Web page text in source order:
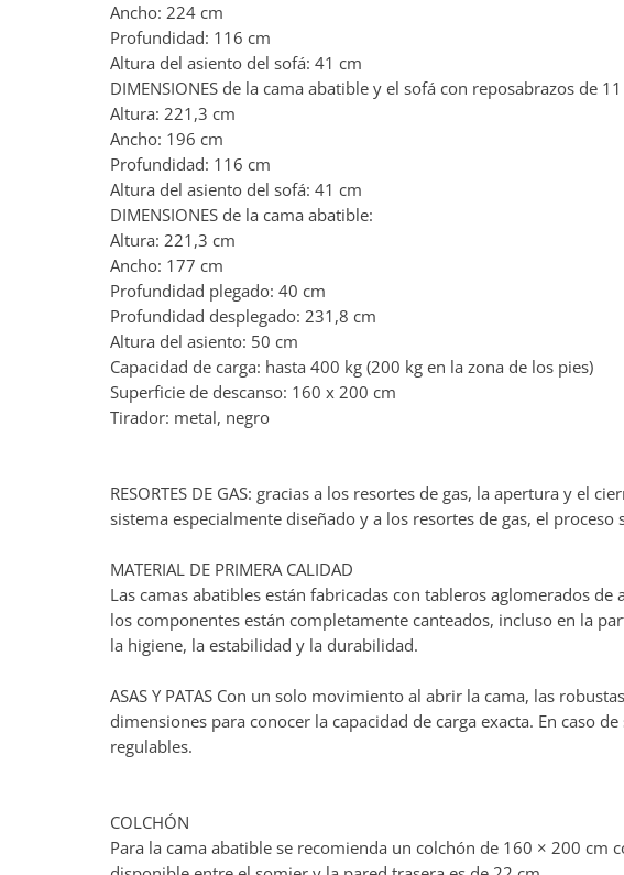
Ancho: 224 cm
Profundidad: 116 cm
Altura del asiento del sofá: 41 cm
DIMENSIONES de la cama abatible y el sofá con reposabrazos de
Altura: 221,3 cm
Ancho: 196 cm
Profundidad: 116 cm
Altura del asiento del sofá: 41 cm
DIMENSIONES de la cama abatible:
Altura: 221,3 cm
Ancho: 177 cm
Profundidad plegado: 40 cm
Profundidad desplegado: 231,8 cm
Altura del asiento: 50 cm
Capacidad de carga: hasta 400 kg (200 kg en la zona de los pies)
Superficie de descanso: 160 x 200 cm
Tirador: metal, negro
RESORTES DE GAS: gracias a los resortes de gas, la apertura y el
sistema especialmente diseñado y a los resortes de gas, el
MATERIAL DE PRIMERA CALIDAD
Las camas abatibles están fabricadas con tableros aglomerados
los componentes están completamente canteados, incluso en la
la higiene, la estabilidad y la durabilidad.
ASAS Y PATAS Con un solo movimiento al abrir la cama, las
dimensiones para conocer la capacidad de carga exacta. En caso
regulables.
COLCHÓN
Para la cama abatible se recomienda un colchón de 160 × 200